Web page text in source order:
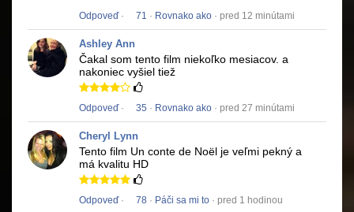
Odpoveď· 71 · Rovnako ako · pred 12 minútami
Ashley Ann
Čakal som tento film niekoľko mesiacov. a
nakoniec vyšiel tiež
Odpoveď· 35 · Rovnako ako · pred 27 minútami
Cheryl Lynn
Tento film Un conte de Noël je veľmi pekný a
má kvalitu HD
Odpoveď· 78 · Páči sa mi to · pred 1 hodinou